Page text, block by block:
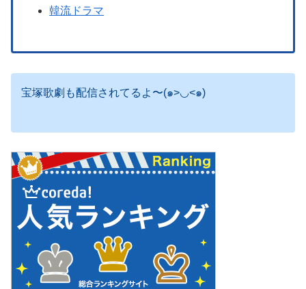
韓流ドラマ
宝塚歌劇も配信されてるよ〜(๑>◡<๑)